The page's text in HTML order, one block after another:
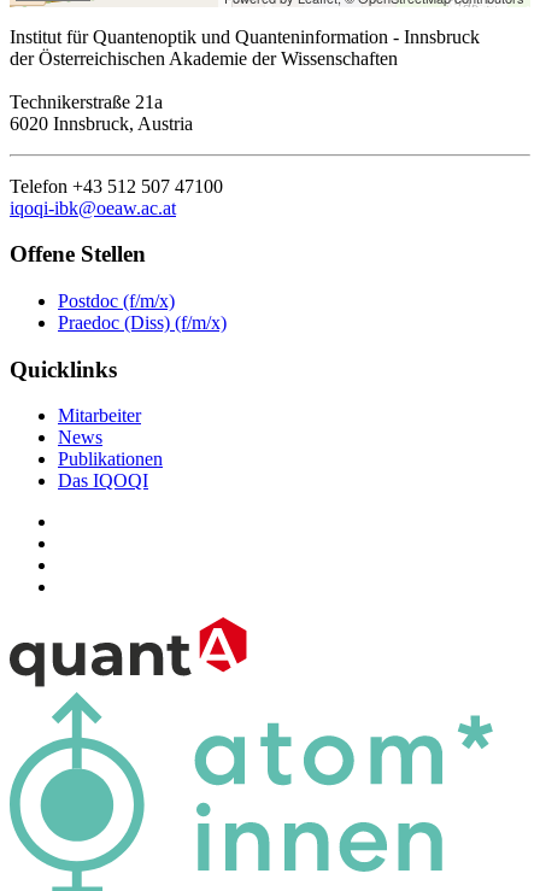
Institut für Quantenoptik und Quanteninformation - Innsbruck
der Österreichischen Akademie der Wissenschaften
Technikerstraße 21a
6020 Innsbruck, Austria
Telefon +43 512 507 47100
iqoqi-ibk@oeaw.ac.at
Offene Stellen
Postdoc (f/m/x)
Praedoc (Diss) (f/m/x)
Quicklinks
Mitarbeiter
News
Publikationen
Das IQOQI